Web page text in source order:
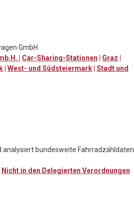
GmbH
| Car-Sharing-Stationen | Graz |
| West- und Südsteiermark| Stadt und
bundesweite Fahrradzähldaten
Nicht in den Delegierten Verordnungen